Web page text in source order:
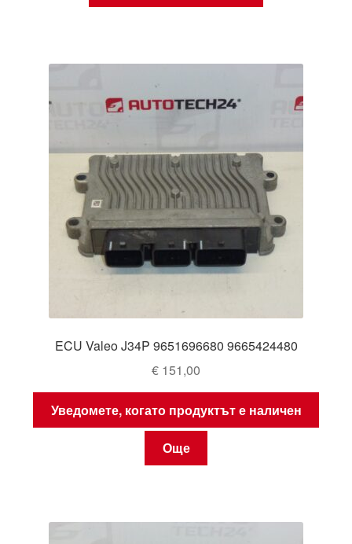
ECU Valeo J34P 9651696680 9665424480
€ 151,00
Уведомете, когато продуктът е наличен
Още